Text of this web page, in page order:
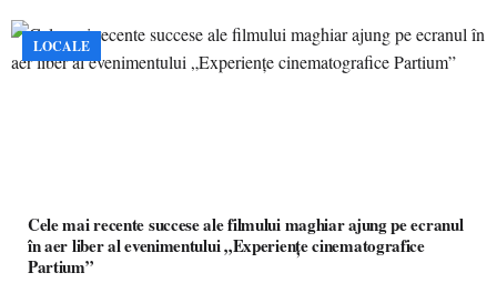
LOCALE
Cele mai recente succese ale filmului maghiar ajung pe ecranul
în aer liber al evenimentului „Experiențe cinematografice
Partium”